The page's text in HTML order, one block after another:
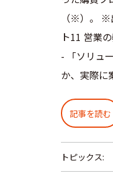
（※）。 ※
ト11 営業
- 「ソリュ
か、実際に
記事を読む
トピックス: